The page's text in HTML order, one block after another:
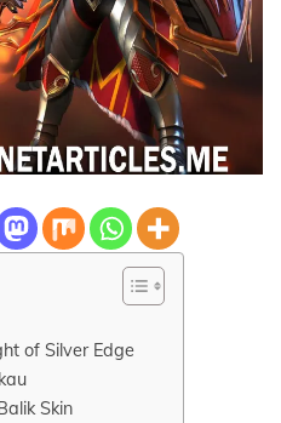
of Silver Edge
Skin